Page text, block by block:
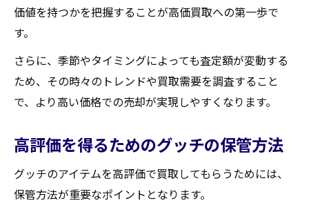
価値を持つかを把握することが高価買取への第一歩で
す。
さらに、季節やタイミングによっても査定額が変動する
ため、その時々のトレンドや買取需要を調査すること
で、より高い価格での売却が実現しやすくなります。
高評価を得るためのグッチの保管方法
グッチのアイテムを高評価で買取してもらうためには、
保管方法が重要なポイントとなります。